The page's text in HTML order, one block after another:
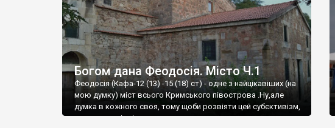
Богом дана Феодосія. Місто Ч.1
Феодосія (Кафа-12 (13) -15 (18) ст) - одне з найцікавіших (на
мою думку) міст всього Кримського півострова .Ну,але
думка в кожного своя, тому щоби розвіяти цей субєктивізм,
запрошую відвідати це